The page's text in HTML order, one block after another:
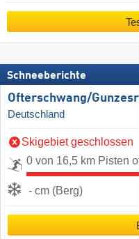
Schneeberichte
Ofterschwang/​
Deutschland
Skigebiet geschlossen
0 von 16,5 km Pisten
- cm (Berg)